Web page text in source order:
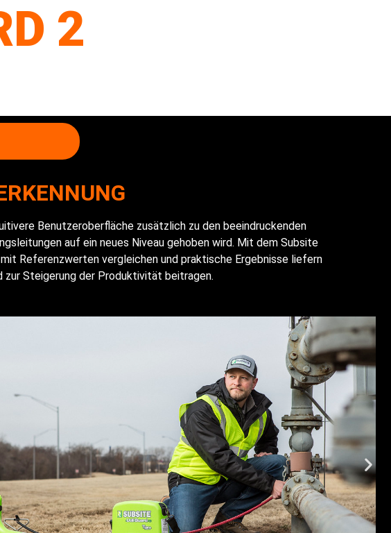
2
Benutzeroberfläche zusätzlich zu den beeindruckenden
auf ein neues Niveau gehoben wird. Mit dem Subsite
Referenzwerten vergleichen und praktische Ergebnisse liefern
zur Steigerung der Produktivität beitragen.